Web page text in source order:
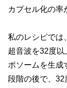
カプセル化の率
私のレシピでは
超音波を32度以
ポソームを生成
段階の後で、32